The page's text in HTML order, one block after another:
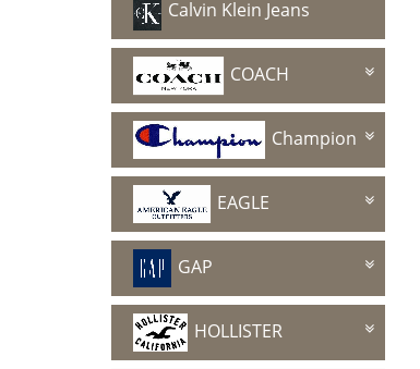
Calvin Klein Jeans
COACH
Champion
EAGLE
GAP
HOLLISTER